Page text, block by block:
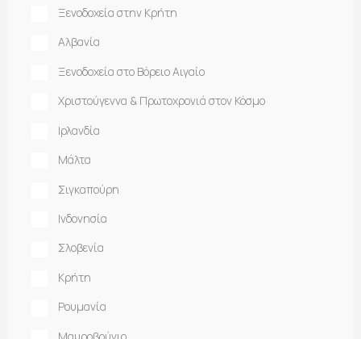
Ξενοδοχεία στην Κρήτη
Αλβανία
Ξενοδοχεία στο Βόρειο Αιγαίο
Χριστούγεννα & Πρωτοχρονιά στον Κόσμο
Ιρλανδία
Μάλτα
Σιγκαπούρη
Ινδονησία
Σλοβενία
Κρήτη
Ρουμανία